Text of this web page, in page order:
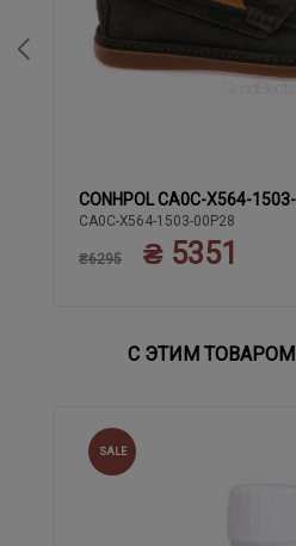
41 42 43 44 45
CONHPOL CA0C-X564-
CA0C-X564-1503-00P28
₴6295 ₴ 5351
С ЭТИМ
SALE